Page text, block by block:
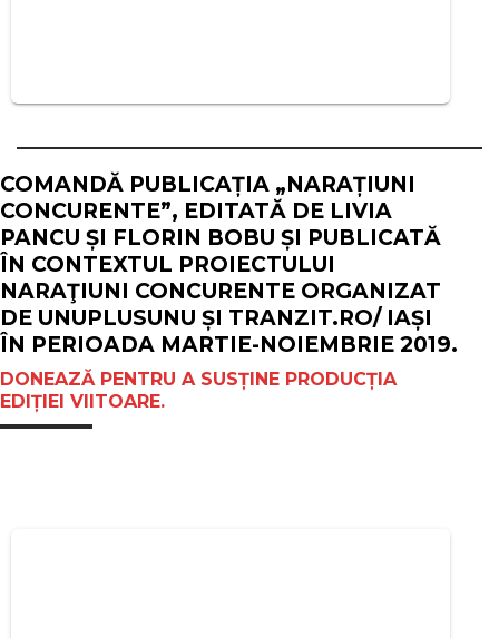
COMANDĂ PUBLICAȚIA „NARAȚIUNI
CONCURENTE”, EDITATĂ DE LIVIA
PANCU ȘI FLORIN BOBU ȘI PUBLICATĂ
ÎN CONTEXTUL PROIECTULUI
NARAŢIUNI CONCURENTE ORGANIZAT
DE UNUPLUSUNU ȘI TRANZIT.RO/ IAȘI
ÎN PERIOADA MARTIE-NOIEMBRIE 2019.
DONEAZĂ PENTRU A SUSȚINE PRODUCȚIA
EDIȚIEI VIITOARE.